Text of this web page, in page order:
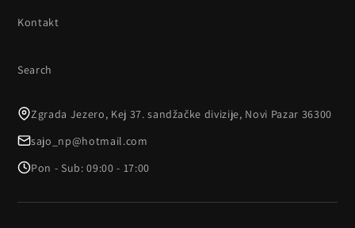
Kontakt
Search
Zgrada Jezero, Kej 37. sandžačke divizije, Novi Pazar 36300
sajo_np@hotmail.com
Pon - Sub: 09:00 - 17:00